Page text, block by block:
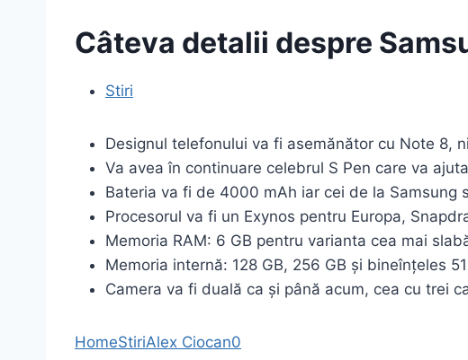
Câteva detalii despre
Stiri
Designul telefonului va fi asemănător cu Note 8,
Va avea în continuare celebrul S Pen care va
Bateria va fi de 4000 mAh iar cei de la Samsung
Procesorul va fi un Exynos pentru Europa,
Memoria RAM: 6 GB pentru varianta cea mai
Memoria internă: 128 GB, 256 GB și bineînțeles
Camera va fi duală ca și până acum, cea cu trei
HomeStiriAlex Ciocan0